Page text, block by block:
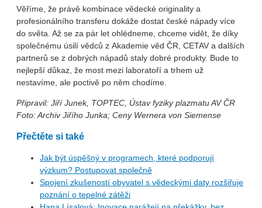
Věříme, že právě kombinace vědecké originality a
profesionálního transferu dokáže dostat české nápady více
do světa. Až se za pár let ohlédneme, chceme vidět, že díky
společnému úsilí vědců z Akademie věd ČR, CETAV a dalších
partnerů se z dobrých nápadů staly dobré produkty. Bude to
nejlepší důkaz, že most mezi laboratoří a trhem už
nestavíme, ale poctivě po něm chodíme.
Připravil: Jiří Junek, TOPTEC, Ústav fyziky plazmatu AV ČR
Foto: Archiv Jiřího Junka; Ceny Wernera von Siemense
Přečtěte si také
Jak být úspěšný v programech, které podporují
výzkum? Postupovat společně
Spojení zkušeností obyvatel s vědeckými daty rozšiřuje
poznání o tepelné zátěži